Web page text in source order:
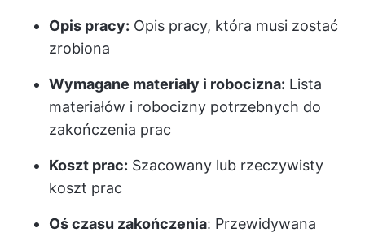
Opis pracy: Opis pracy, która musi zostać
zrobiona
Wymagane materiały i robocizna: Lista
materiałów i robocizny potrzebnych do
zakończenia prac
Koszt prac: Szacowany lub rzeczywisty
koszt prac
Oś czasu zakończenia: Przewidywana